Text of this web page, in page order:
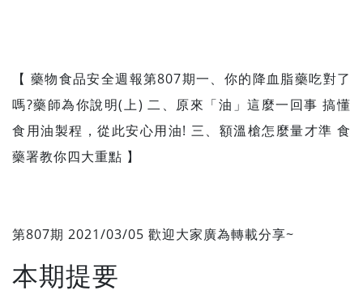
【 藥物食品安全週報第807期一、你的降血脂藥吃對了
嗎?藥師為你說明(上) 二、原來「油」這麼一回事 搞懂
食用油製程，從此安心用油! 三、額溫槍怎麼量才準 食
藥署教你四大重點 】
第807期 2021/03/05 歡迎大家廣為轉載分享~
本期提要